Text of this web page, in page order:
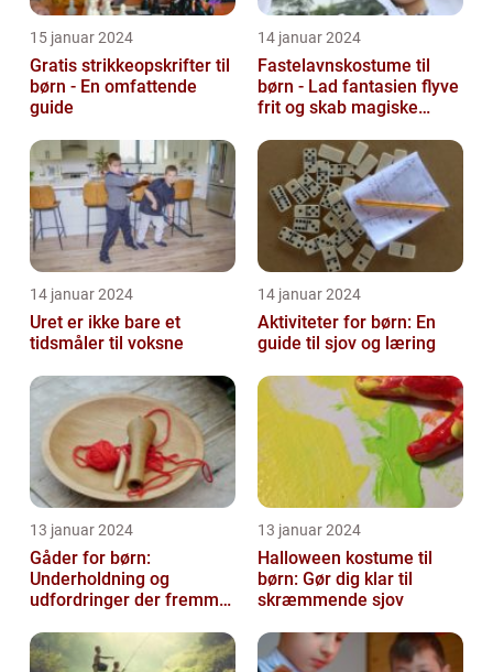
15 januar 2024
Gratis strikkeopskrifter til
børn - En omfattende
guide
14 januar 2024
Fastelavnskostume til
børn - Lad fantasien flyve
frit og skab magiske
14 januar 2024
Uret er ikke bare et
tidsmåler til voksne
14 januar 2024
Aktiviteter for børn: En
guide til sjov og læring
13 januar 2024
Gåder for børn:
Underholdning og
udfordringer der fremmer
13 januar 2024
Halloween kostume til
børn: Gør dig klar til
skræmmende sjov